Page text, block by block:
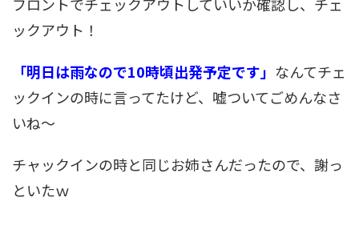
ックアウト！
「明日は雨なので10時頃出発予定です」 なんてチェ
ックインの時に言ってたけど、嘘ついてごめんなさ
いね～
チャックインの時と同じお姉さんだったので、謝っ
といたｗ